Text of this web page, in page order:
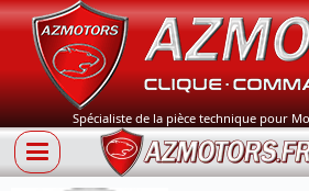
Spécialiste de la pièce technique pour